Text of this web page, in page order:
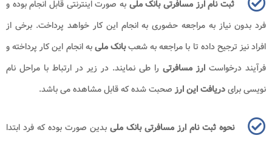
ثبت نام ارز مسافرتی بانک ملی به صورت اینترنتی قابل انجام بوده و
فرد بدون نیاز به مراجعه حضوری به انجام این کار خواهد پرداخت. برخی از
افراد نیز ترجیح داده تا با مراجعه به شعببانک ملیبه انجام این کار پرداخته و
فرآیند درخواست ارز مسافرتی را طی نمایند. در زیر در ارتباط با مراحل نام
نویسی برایدریافت این ارزصحبت شده که قابل مشاهده می باشد.
نحوه ثبت نام ارز مسافرتی بانک ملی بدین صورت بوده که فرد ابتدا